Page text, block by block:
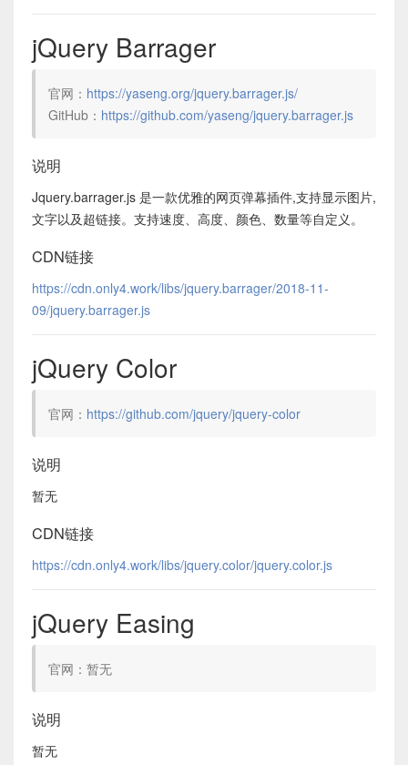
jQuery Barrager
官网： https://yaseng.org/jquery.barrager.js/
GitHub： https://github.com/yaseng/jquery.barrager.js
说明
Jquery.barrager.js 是一款优雅的网页弹幕插件,支持显示图片,
文字以及超链接。支持速度、高度、颜色、数量等自定义。
CDN链接
https://cdn.only4.work/libs/jquery.barrager/2018-11-
09/jquery.barrager.js
jQuery Color
官网： https://github.com/jquery/jquery-color
说明
暂无
CDN链接
https://cdn.only4.work/libs/jquery.color/jquery.color.js
jQuery Easing
官网：暂无
说明
暂无